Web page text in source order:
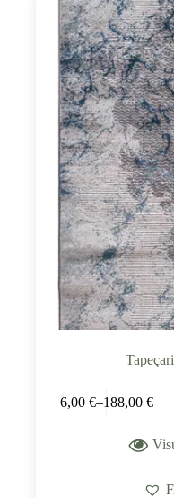
6,00 €–188,00 €